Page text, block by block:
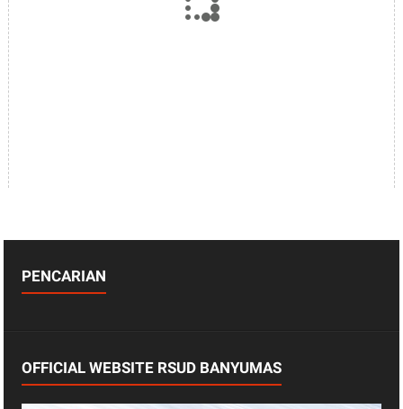
PENCARIAN
OFFICIAL WEBSITE RSUD BANYUMAS